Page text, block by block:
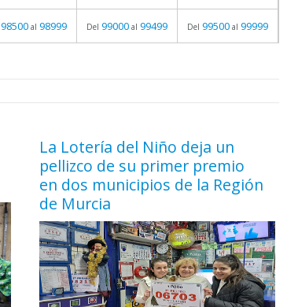
98500 al 98999 Del 99000 al 99499 Del 99500 al 99999
La Lotería del Niño deja un
pellizco de su primer premio
en dos municipios de la Región
de Murcia